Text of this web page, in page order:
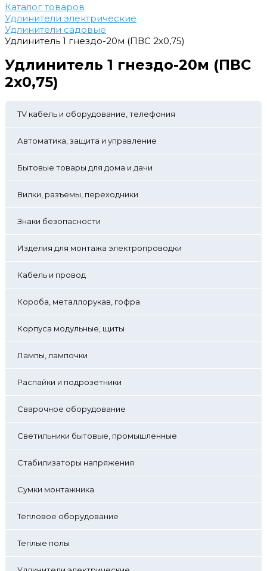
Каталог товаров
Удлинители электрические
Удлинители садовые
Удлинитель 1 гнездо-20м (ПВС 2х0,75)
Удлинитель 1 гнездо-20м (ПВС
2х0,75)
TV кабель и оборудование, телефония
Автоматика, защита и управление
Бытовые товары для дома и дачи
Вилки, разъемы, переходники
Знаки безопасности
Изделия для монтажа электропроводки
Кабель и провод
Короба, металлорукав, гофра
Корпуса модульные, щиты
Лампы, лампочки
Распайки и подрозетники
Сварочное оборудование
Светильники бытовые, промышленные
Стабилизаторы напряжения
Сумки монтажника
Тепловое оборудование
Теплые полы